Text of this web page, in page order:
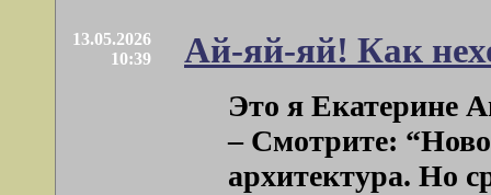
13.05.2026
10:39
Ай-яй-яй! Как
Это я Екатерине
– Смотрите:
архитектура. Но